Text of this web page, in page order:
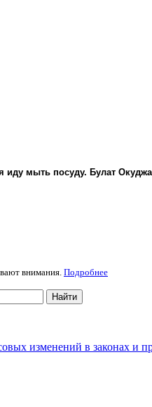
иду мыть посуду. Булат
внимания. Подробнее
Найти
изменений в законах и